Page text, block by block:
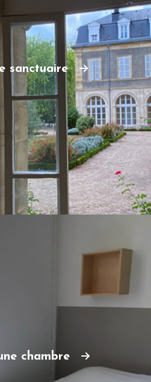
sanctuaire
chambre